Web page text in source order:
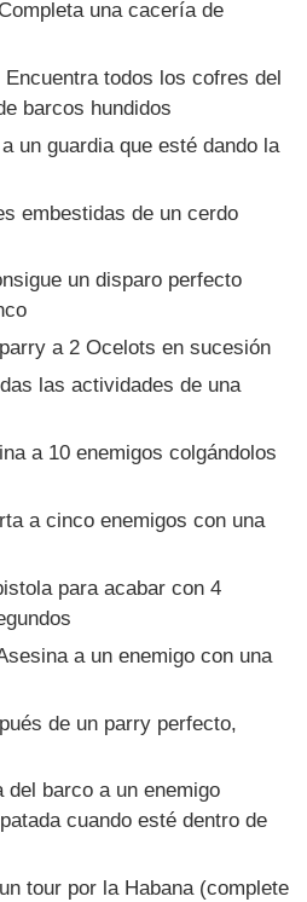
una cacería de
todos los cofres del
barcos hundidos
un guardia que esté dando la
embestidas de un cerdo
un disparo perfecto
a 2 Ocelots en sucesión
las actividades de una
a 10 enemigos colgándolos
a cinco enemigos con una
para acabar con 4
a un enemigo con una
de un parry perfecto,
barco a un enemigo
cuando esté dentro de
tour por la Habana (complete